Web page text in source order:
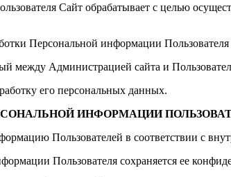
Сайт обрабатывает с целью
Персональной информации Пользователя
между Администрацией сайта и
его персональных данных.
ИНФОРМАЦИИ
Пользователей в соответствии с
Пользователя сохраняется ее